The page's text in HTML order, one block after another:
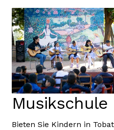
Musikschule
Bieten Sie Kindern in